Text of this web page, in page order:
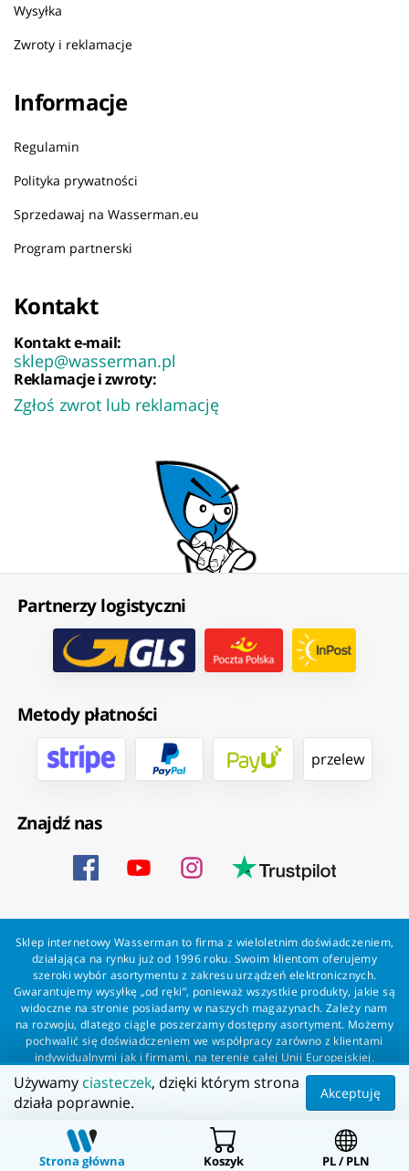
Wysyłka
Zwroty i reklamacje
Informacje
Regulamin
Polityka prywatności
Sprzedawaj na Wasserman.eu
Program partnerski
Kontakt
Kontakt e-mail:
sklep@wasserman.pl
Reklamacje i zwroty:
Zgłoś zwrot lub reklamację
Partnerzy logistyczni
Metody płatności
przelew
Znajdź nas
Sklep internetowy Wasserman to firma z wieloletnim doświadczeniem,
działająca na rynku już od 1996 roku. Swoim klientom oferujemy
szeroki wybór asortymentu z zakresu urządzeń elektronicznych.
Gwarantujemy wysyłkę „od ręki”, ponieważ wszystkie produkty, jakie są
widoczne na stronie posiadamy w naszych magazynach. Zależy nam
na rozwoju, dlatego ciągle poszerzamy dostępny asortyment. Możemy
pochwalić się doświadczeniem we współpracy zarówno z klientami
indywidualnymi jak i firmami, na terenie całej Unii Europejskiej.
Zapewniamy profesjonalną obsługę każdego klienta oraz szybką i
bezproblemową realizację zamówień. Wasserman - wszystko dla
Wszelkie prawa zastrzeżone dla Wasserman.eu
Strona główna Koszyk PL / PLN
Używamy ciasteczek, dzięki którym strona
działa poprawnie.
Akceptuję